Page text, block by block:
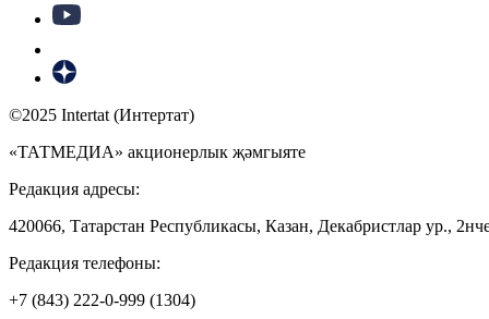
©2025 Intertat (Интертат)
«ТАТМЕДИА» акционерлык җәмгыяте
Редакция адресы:
420066, Татарстан Республикасы, Казан, Декабристлар ур.,
Редакция телефоны:
+7 (843) 222-0-999 (1304)